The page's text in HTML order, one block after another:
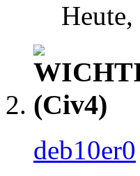
Heute,
deb10er0